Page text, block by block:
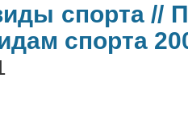
спорта//
спорта